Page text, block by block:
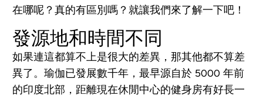
在哪呢？真的有區別嗎？就讓我們來了解一下吧！
發源地和時間不同
如果連這都算不上是很大的差異，那其他都不算差
異了。瑜伽已發展數千年，最早源自於 5000 年前
的印度北部，距離現在休閒中心的健身房有好長一